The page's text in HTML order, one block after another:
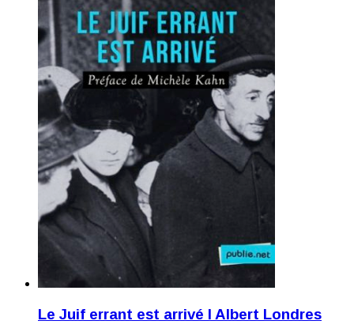
Le Juif errant est arrivé I Albert Londres